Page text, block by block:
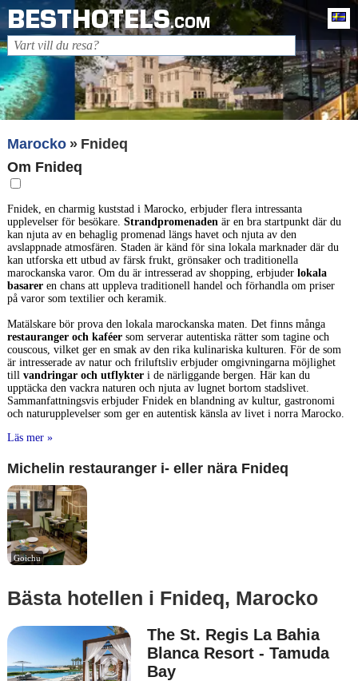
BESTHOTELS.COM
Marocko
Fnideq
Om Fnideq
Fnidek, en charmig kuststad i Marocko, erbjuder flera intressanta
upplevelser för besökare. Strandpromenadenär en bra startpunkt där du
kan njuta av en behaglig promenad längs havet och njuta av den
avslappnade atmosfären. Staden är känd för sina lokala marknader där du
kan utforska ett utbud av färsk frukt, grönsaker och traditionella
marockanska varor. Om du är intresserad av shopping, erbjuder lokala
basareren chans att uppleva traditionell handel och förhandla om priser
på varor som textilier och keramik.
Matälskare bör prova den lokala marockanska maten. Det finns många
restauranger och kaféersom serverar autentiska rätter som tagine och
couscous, vilket ger en smak av den rika kulinariska kulturen. För de som
är intresserade av natur och friluftsliv erbjuder omgivningarna möjlighet
till vandringar och utflykteri de närliggande bergen. Här kan du
upptäcka den vackra naturen och njuta av lugnet bortom stadslivet.
Sammanfattningsvis erbjuder Fnidek en blandning av kultur, gastronomi
och naturupplevelser som ger en autentisk känsla av livet i norra Marocko.
Läs mer »
Michelin restauranger i- eller nära Fnideq
Goichu
Bästa hotellen i Fnideq, Marocko
The St. Regis La Bahia
Blanca Resort - Tamuda
Bay